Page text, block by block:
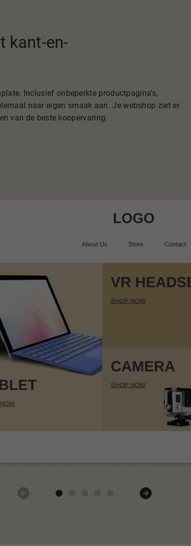
kant-en-
Inclusief onbeperkte productpagina’s,
naar eigen smaak aan. Je webshop ziet er
van de beste koopervaring.